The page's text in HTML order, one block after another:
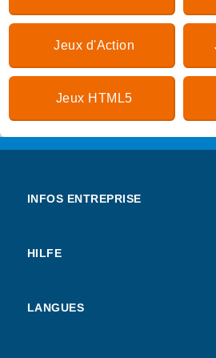
Jeux d'Action
Jeux HTML5
INFOS ENTREPRISE
HILFE
LANGUES